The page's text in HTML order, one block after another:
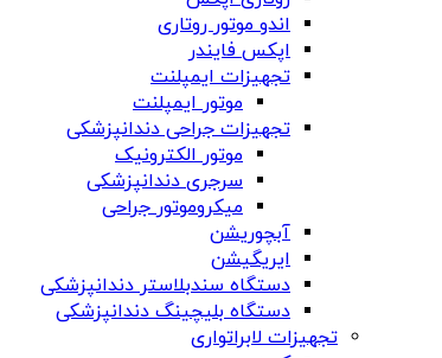
اندو موتور روتاری
اپکس فایندر
تجهیزات ایمپلنت
موتور ایمپلنت
تجهیزات جراحی دندانپزشکی
موتور الکترونیک
سرجری دندانپزشکی
میکروموتور جراحی
آبچوریشن
ایریگیشن
دستگاه سندبلاستر دندانپزشکی
دستگاه بلیچینگ دندانپزشکی
تجهیزات لابراتواری